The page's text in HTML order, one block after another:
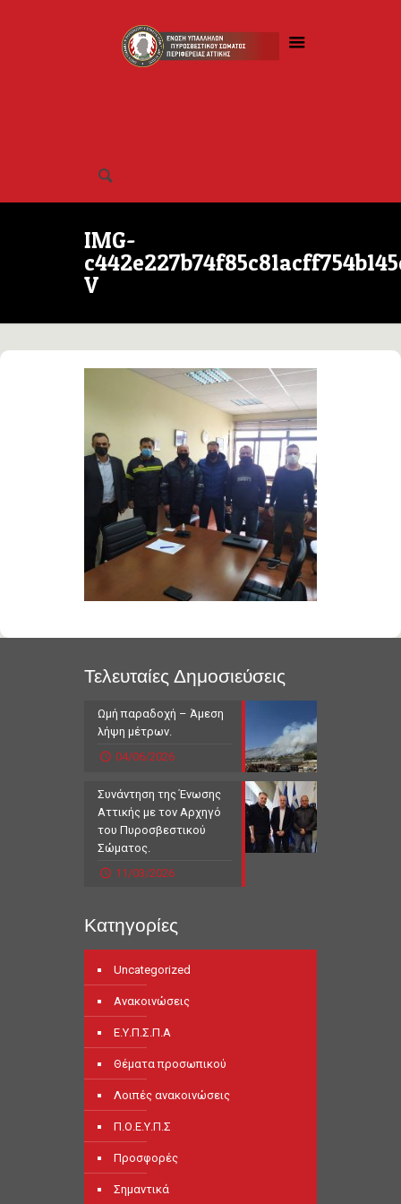
IMG-
V
Τελευταίες Δημοσιεύσεις
Ωμή παραδοχή – Άμεση
λήψη μέτρων.
04/06/2026
Συνάντηση της Ένωσης
Αττικής με τον Αρχηγό
του Πυροσβεστικού
Σώματος.
11/03/2026
Κατηγορίες
Uncategorized
Ανακοινώσεις
Ε.Υ.Π.Σ.Π.Α
Θέματα προσωπικού
Λοιπές ανακοινώσεις
Π.Ο.Ε.Υ.Π.Σ
Προσφορές
Σημαντικά